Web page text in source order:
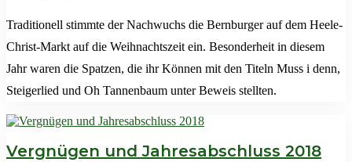
Traditionell stimmte der Nachwuchs die Bernburger auf dem Heele-
Christ-Markt auf die Weihnachtszeit ein. Besonderheit in diesem
Jahr waren die Spatzen, die ihr Können mit den Titeln Muss i denn,
Steigerlied und Oh Tannenbaum unter Beweis stellten.
Vergnügen und Jahresabschluss 2018